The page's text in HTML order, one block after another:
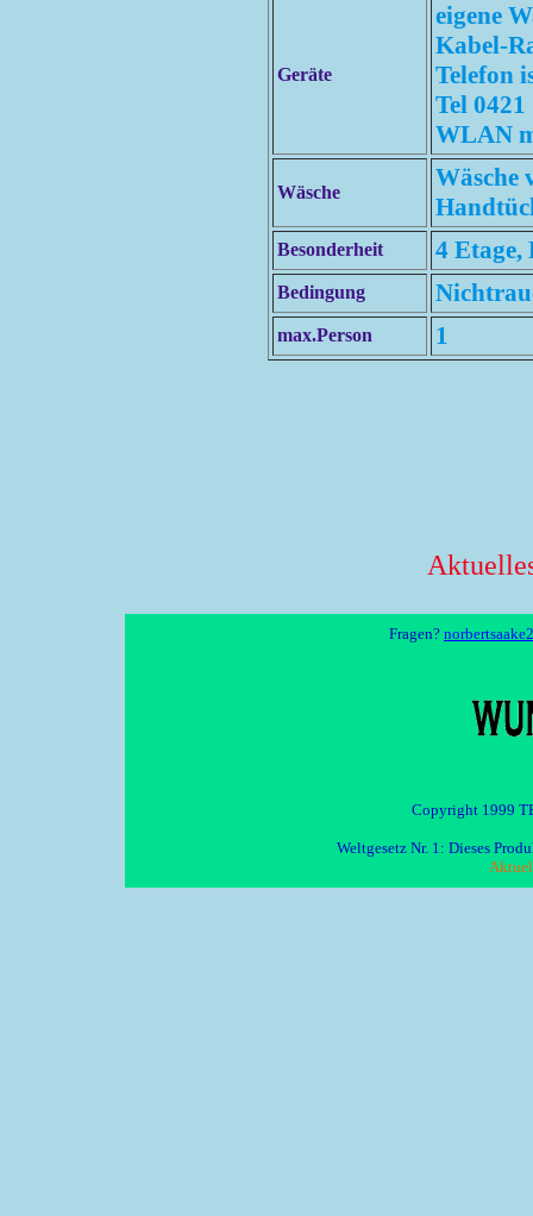
Geräte
eigene
Kabel-
Telefon
Tel 0421
WLAN
Wäsche
Wäsche
Besonderheit 4 Etage,
Bedingung
max.Person 1
Fragen?
Copyright 1999
Weltgesetz Nr. 1: Dieses